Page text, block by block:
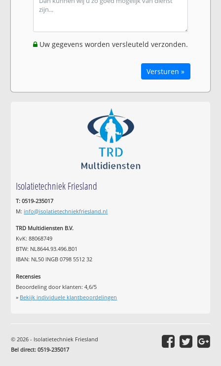
Uw gegevens worden versleuteld verzonden.
Versturen »
Isolatietechniek Friesland
T: 0519-235017
M: info@isolatietechniekfriesland.nl
TRD Multidiensten B.V.
KvK: 88068749
BTW: NL8644.93.496.B01
IBAN: NL50 INGB 0798 5512 32
Recensies
Beoordeling door klanten:4,6/5
» Bekijk individuele klantbeoordelingen
© 2026 - Isolatietechniek Friesland
Bel direct: 0519-235017